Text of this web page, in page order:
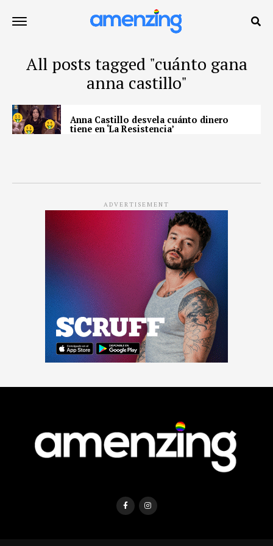
All posts tagged "cuánto gana
anna castillo"
Anna Castillo desvela cuánto dinero
tiene en ‘La Resistencia’
ADVERTISEMENT